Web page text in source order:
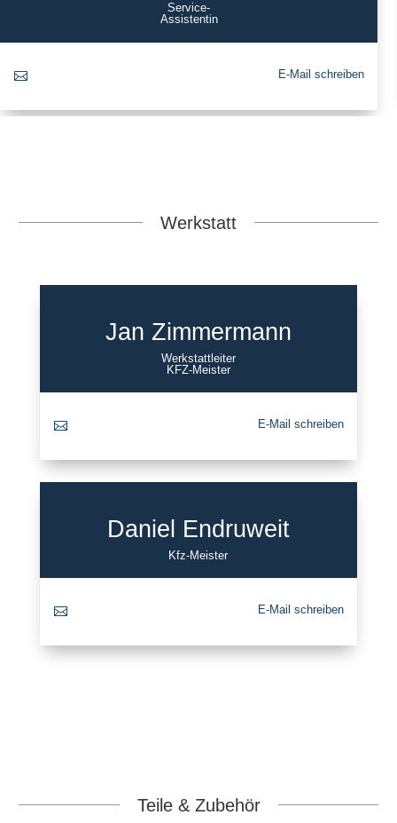
Service-
Assistentin
 E-Mail schreiben
Werkstatt
Jan Zimmermann
Werkstattleiter
KFZ-Meister
 E-Mail schreiben
Daniel Endruweit
Kfz-Meister
 E-Mail schreiben
Teile & Zubehör